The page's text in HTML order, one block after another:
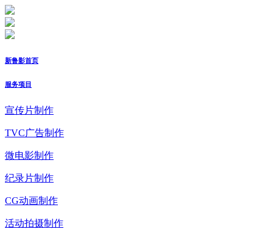
新鲁影首页
服务项目
宣传片制作
TVC广告制作
微电影制作
纪录片制作
CG动画制作
活动拍摄制作